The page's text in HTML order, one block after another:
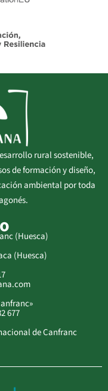
rural sostenible,
de formación y diseño,
ambiental por toda
(Huesca)
(Huesca)
677
de Canfranc